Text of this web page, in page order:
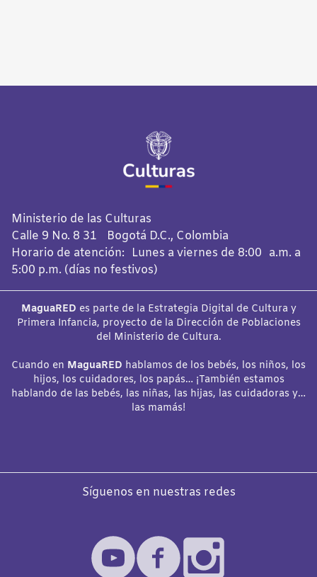
Ministerio de las Culturas
Calle 9 No. 8 31 Bogotá D.C., Colombia
Horario de atención: Lunes a viernes de 8:00 a.m. a
5:00 p.m. (días no festivos)
MaguaRED es parte de la Estrategia Digital de Cultura y
Primera Infancia, proyecto de la Dirección de Poblaciones
del Ministerio de Cultura.
Cuando en MaguaRED hablamos de los bebés, los niños, los
hijos, los cuidadores, los papás… ¡También estamos
hablando de las bebés, las niñas, las hijas, las cuidadoras y…
las mamás!
Síguenos en nuestras redes